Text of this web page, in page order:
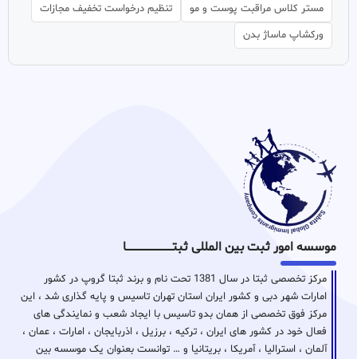
مستر کلاس مراقبت پوست و مو
تنظیم درخواست تخفیف مجازات
ورکشاپ ماساژ بدن
موسسه امور ثبت بین المللی ثبتـــــــــــــــــــــــــــــا
مرکز تخصصی ثبتا در سال 1381 تحت نام و برند ثبتا گروپ در کشور
امارات شهر دبی و کشور ایران استان تهران تاسیس و پایه گذاری شد ، این
مرکز فوق تخصصی از همان بدو تاسیس با ایجاد شعب و نمایندگی های
فعال خود در کشور های ایران ، ترکیه ، برزیل ، اذربایجان ، امارات ، عمان ،
آلمان ، استرالیا ، آمریکا ، بریتانیا و … توانست بعنوان یک موسسه بین